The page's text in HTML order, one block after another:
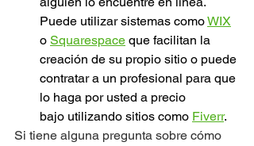
Puede utilizar sistemas como WIX
o Squarespace que facilitan la
creación de su propio sitio o puede
contratar a un profesional para que
lo haga por usted a precio
bajo utilizando sitios como Fiverr.
Si tiene alguna pregunta sobre cómo